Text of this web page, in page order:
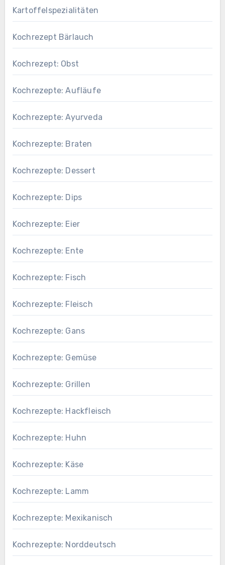
Kartoffelspezialitäten
Kochrezept Bärlauch
Kochrezept: Obst
Kochrezepte: Aufläufe
Kochrezepte: Ayurveda
Kochrezepte: Braten
Kochrezepte: Dessert
Kochrezepte: Dips
Kochrezepte: Eier
Kochrezepte: Ente
Kochrezepte: Fisch
Kochrezepte: Fleisch
Kochrezepte: Gans
Kochrezepte: Gemüse
Kochrezepte: Grillen
Kochrezepte: Hackfleisch
Kochrezepte: Huhn
Kochrezepte: Käse
Kochrezepte: Lamm
Kochrezepte: Mexikanisch
Kochrezepte: Norddeutsch